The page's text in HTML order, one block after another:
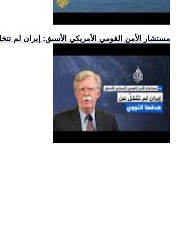
.. مستشار الأمن القومي الأمريكي الأسبق: إيران لم